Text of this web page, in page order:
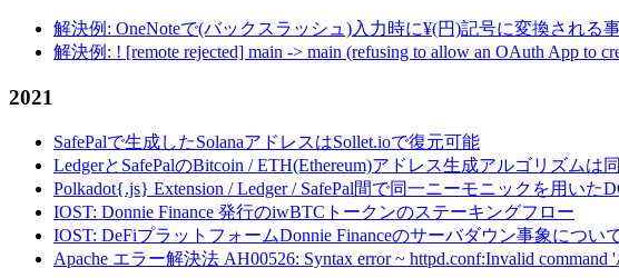
解決例: OneNoteで(バックスラッシュ)入力時に¥(円)記号に変換される
解決例: ! [remote rejected] main -> main (refusing to allow an OAuth App to
2021
SafePalで生成したSolanaアドレスはSollet.ioで復元可能
LedgerとSafePalのBitcoin / ETH(Ethereum)アドレス生成アルゴリズムは
Polkadot{.js} Extension / Ledger / SafePal間で同一ニーモニックを用い
IOST: Donnie Finance 発行のiwBTCトークンのステーキングフロー
IOST: DeFiプラットフォームDonnie Financeのサーバダウン事象につい
Apache エラー解決法 AH00526: Syntax error ~ httpd.conf:Invalid command